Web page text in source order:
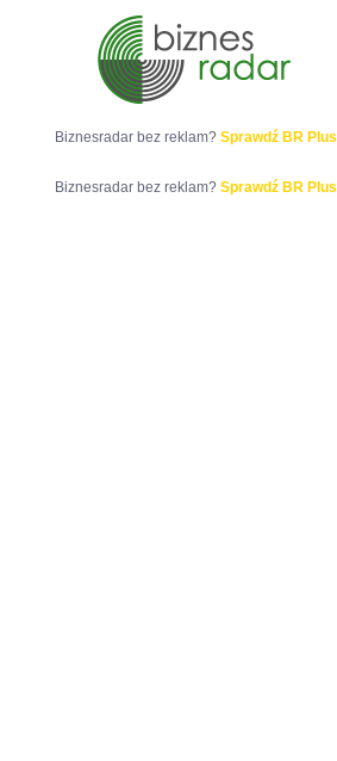
Biznesradar bez reklam? Sprawdź BR Plus
Biznesradar bez reklam? Sprawdź BR Plus